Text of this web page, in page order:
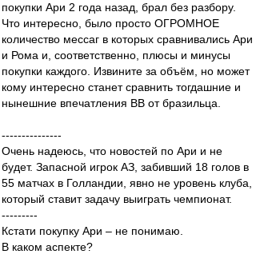
покупки Ари 2 года назад, брал без разбору.
Что интересно, было просто ОГРОМНОЕ
количество мессаг в которых сравнивались Ари
и Рома и, соответственно, плюсы и минусы
покупки каждого. Извините за объём, но может
кому интересно станет сравнить тогдашние и
нынешние впечатления ВВ от бразильца.
---------------
Очень надеюсь, что новостей по Ари и не
будет. Запасной игрок АЗ, забивший 18 голов в
55 матчах в Голландии, явно не уровень клуба,
который ставит задачу выиграть чемпионат.
---------
Кстати покупку Ари – не понимаю.
В каком аспекте?